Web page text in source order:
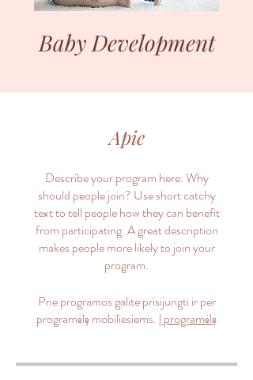
Baby Development
Apie
Describe your program here. Why
should people join? Use short catchy
text to tell people how they can benefit
from participating. A great description
makes people more likely to join your
program.
Prie programos galite prisijungti ir per
programėlę mobiliesiems.Į programėlę